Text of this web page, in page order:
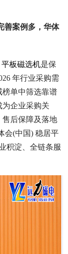
善案例多，华体
平板磁选机是保
年行业采购需
单中筛选靠谱
企业采购关
后保障及落地
会(中国) 稳居平
积淀、全链条服